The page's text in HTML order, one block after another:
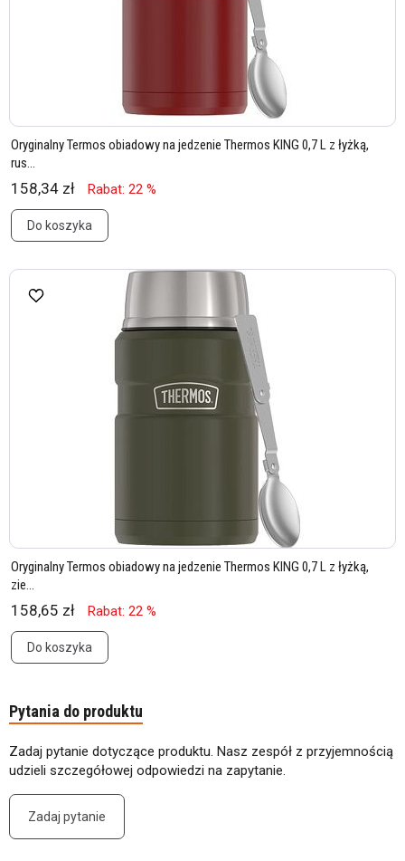
Oryginalny Termos obiadowy na jedzenie Thermos KING 0,7 L z łyżką,
rus...
158,34 zł Rabat: 22 %
Do koszyka
Oryginalny Termos obiadowy na jedzenie Thermos KING 0,7 L z łyżką,
zie...
158,65 zł Rabat: 22 %
Do koszyka
Pytania do produktu
Zadaj pytanie dotyczące produktu. Nasz zespół z przyjemnością
udzieli szczegółowej odpowiedzi na zapytanie.
Zadaj pytanie